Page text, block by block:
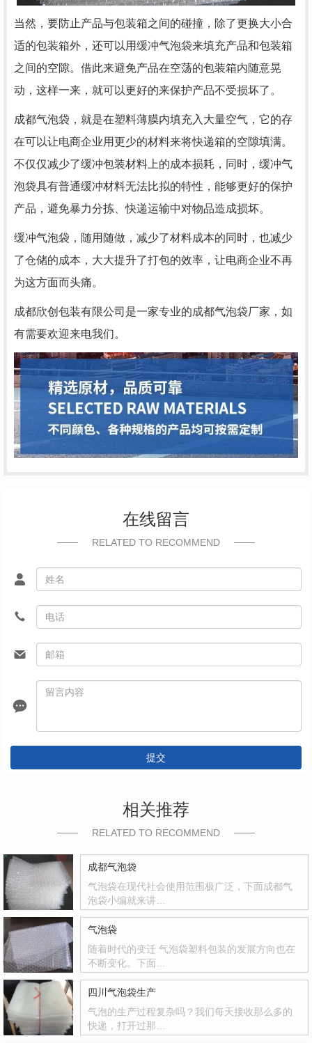
当然，要防止产品与包装箱之间的碰撞，除了更换大小合
适的包装箱外，还可以用缓冲气泡袋来填充产品和包装箱
之间的空隙。借此来避免产品在空荡的包装箱内随意晃
动，这样一来，就可以更好的来保护产品不受损坏了。
成都气泡袋，就是在塑料薄膜内填充入大量空气，它的存
在可以让电商企业用更少的材料来将快递箱的空隙填满。
不仅仅减少了缓冲包装材料上的成本损耗，同时，缓冲气
泡袋具有普通缓冲材料无法比拟的特性，能够更好的保护
产品，避免暴力分拣、快递运输中对物品造成损坏。
缓冲气泡袋，随用随做，减少了材料成本的同时，也减少
了仓储的成本，大大提升了打包的效率，让电商企业不再
为这方面而头痛。
成都欣创包装有限公司是一家专业的成都气泡袋厂家，如
有需要欢迎来电我们。
在线留言
RELATED TO RECOMMEND
提交
相关推荐
RELATED TO RECOMMEND
成都气泡袋
气泡袋在现代社会使用范围极广泛，下面成都气
泡袋小编就来讲…
气泡袋
随着时代的变迁 气泡袋塑料包装的发展方向也在
不断变化。下面…
四川气泡袋生产
气泡的生产过程复杂吗？我们每天接收那么多的
快递，打开过那…